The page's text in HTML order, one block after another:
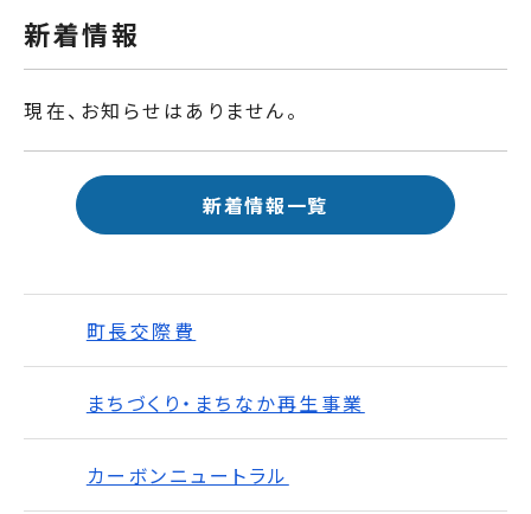
新着情報
現在、お知らせはありません。
新着情報一覧
町長交際費
まちづくり・まちなか再生事業
カーボンニュートラル